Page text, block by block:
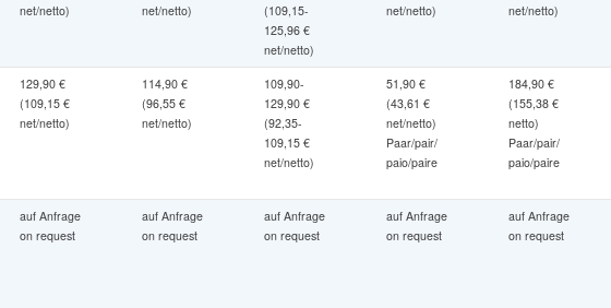
net/netto)
net/netto)
(109,15-
125,96 €
net/netto)
net/netto)
net/netto)
129,90 €
(109,15 €
net/netto)
114,90 €
(96,55 €
net/netto)
109,90-
129,90 €
(92,35-
109,15 €
net/netto)
51,90 €
(43,61 €
net/netto)
Paar/pair/
paio/paire
184,90 €
(155,38 €
netto)
Paar/pair/
paio/paire
auf Anfrage
on request
auf Anfrage
on request
auf Anfrage
on request
auf Anfrage
on request
auf Anfrage
on request